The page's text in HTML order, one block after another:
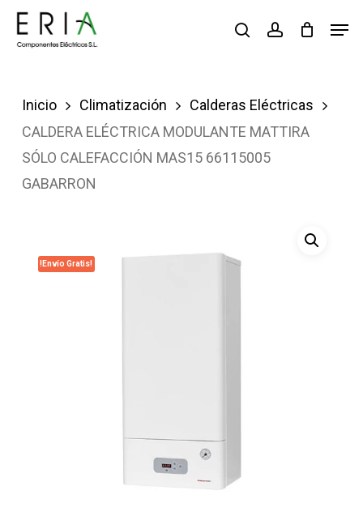
Saltar
buscaraccount
Inicio Climatización
Calderas Eléctricas
CALDERA ELÉCTRICA MODULANTE MATTIRA
SÓLO CALEFACCIÓN MAS15 66115005
GABARRON
!Envío Gratis!